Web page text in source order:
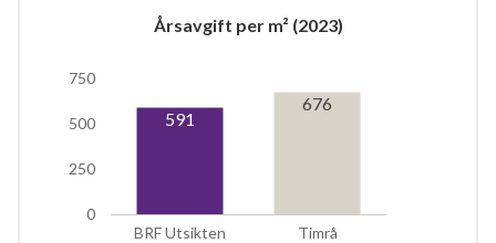
Årsavgift per m² (2023)
BRF Utsikten Timrå
0
250
500
750
591
676